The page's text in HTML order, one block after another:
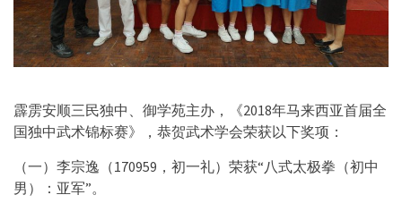
霹雳安顺三民独中、御学苑主办，《2018年马来西亚首届全
国独中武术锦标赛》，恭贺武术学会荣获以下奖项：
（一）李宗逸（170959，初一礼）荣获“八式太极拳（初中
男）：亚军”。